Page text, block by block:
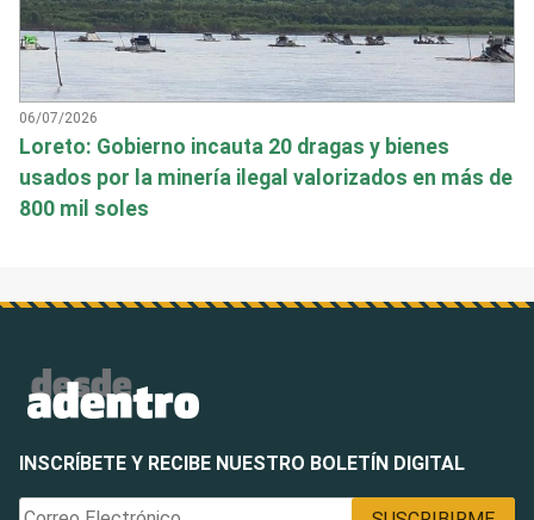
06/07/2026
Loreto: Gobierno incauta 20 dragas y bienes
usados por la minería ilegal valorizados en más de
800 mil soles
INSCRÍBETE Y RECIBE NUESTRO BOLETÍN DIGITAL